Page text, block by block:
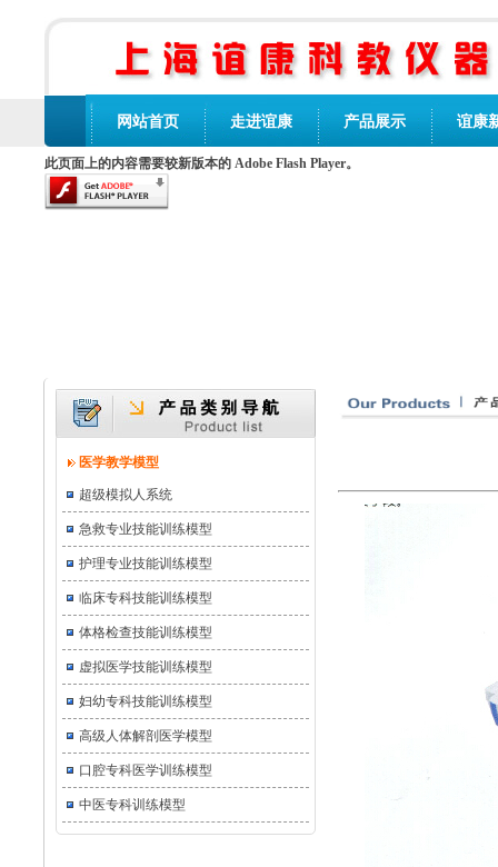
网站首页 走进谊康 产品展示 谊康
此页面上的内容需要较新版本的 Adobe Flash Player。
医学教学模型
超级模拟人系统
急救专业技能训练模型
护理专业技能训练模型
临床专科技能训练模型
体格检查技能训练模型
虚拟医学技能训练模型
妇幼专科技能训练模型
高级人体解剖医学模型
口腔专科医学训练模型
中医专科训练模型